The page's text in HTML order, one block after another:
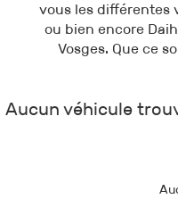
vous les différentes
ou bien encore
Vosges. Que ce
Aucun véhicule